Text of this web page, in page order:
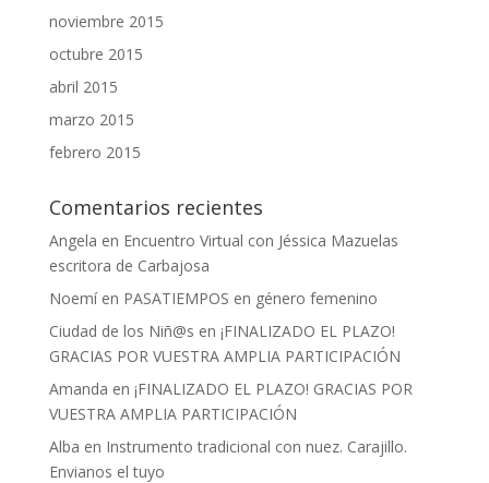
noviembre 2015
octubre 2015
abril 2015
marzo 2015
febrero 2015
Comentarios recientes
Angela en Encuentro Virtual con Jéssica Mazuelas
escritora de Carbajosa
Noemíen PASATIEMPOS en género femenino
Ciudad de los Niñ@s en ¡FINALIZADO EL PLAZO!
GRACIAS POR VUESTRA AMPLIA PARTICIPACIÓN
Amanda en ¡FINALIZADO EL PLAZO! GRACIAS POR
VUESTRA AMPLIA PARTICIPACIÓN
Alba en Instrumento tradicional con nuez. Carajillo.
Envianos el tuyo